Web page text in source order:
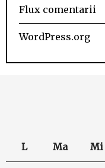
Flux comentarii
WordPress.org
L
Ma Mi